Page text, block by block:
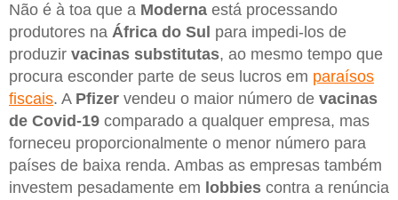
Não é à toa que a Moderna está processando
produtores na África do Sul para impedi-los de
produzir vacinas substitutas, ao mesmo tempo que
procura esconder parte de seus lucros em paraísos
fiscais. A Pfizer vendeu o maior número de vacinas
de Covid-19 comparado a qualquer empresa, mas
forneceu proporcionalmente o menor número para
países de baixa renda. Ambas as empresas também
investem pesadamente em lobbies contra a renúncia